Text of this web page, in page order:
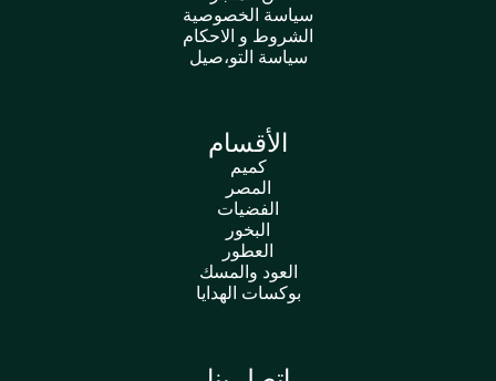
سياسة الخصوصية
الشروط و الاحكام
سياسة التو،صيل
الأقسام
كميم
المصر
الفضيات
البخور
العطور
العود والمسك
بوكسات الهدايا